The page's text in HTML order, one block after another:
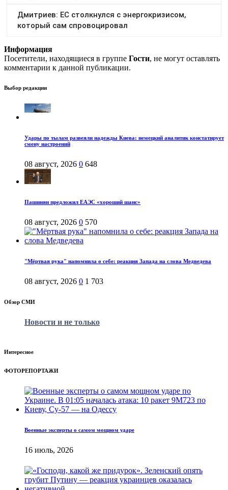
Информация
Посетители, находящиеся в группе Гости, не могут оставлять
комментарии к данной публикации.
Выбор редакции
Удары по тылам развеяли надежды Киева: немецкий аналитик констатирует
смену настроений
08 август, 2026 0 648
Пашинян предложил ЕАЭС «хороший шанс»
08 август, 2026 0 570
"Мёртвая рука" напомнила о себе: реакция Запада на слова Медведева
08 август, 2026 0 1 703
Обзор СМИ
Новости и не только
Интересное
ФОТОРЕПОРТАЖИ
Военные эксперты о самом мощном ударе
16 июль, 2026